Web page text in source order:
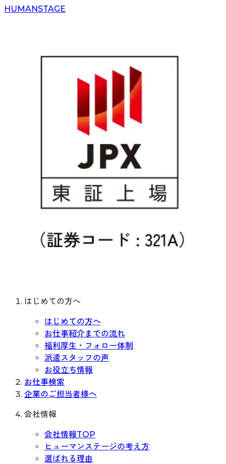
HUMANSTAGE
はじめての方へ
はじめての方へ
お仕事紹介までの流れ
福利厚生・フォロー体制
派遣スタッフの声
お役立ち情報
お仕事検索
企業のご担当者様へ
会社情報
会社情報TOP
ヒューマンステージの考え方
選ばれる理由